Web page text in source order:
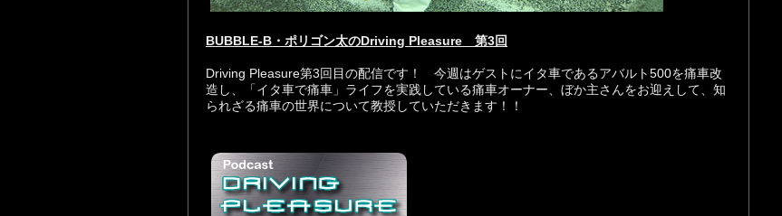
BUBBLE-B・ポリゴン太のDriving Pleasure 第3回
Driving Pleasure第3回目の配信です！ 今週はゲストにイタ車であるアバルト500を痛車改
造し、「イタ車で痛車」ライフを実践している痛車オーナー、ぼか主さんをお迎えして、知
られざる痛車の世界について教授していただきます！！